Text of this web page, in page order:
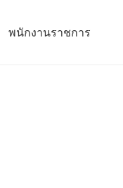
พนักงานราชการ